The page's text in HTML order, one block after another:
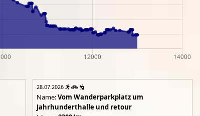
28.07.2026
Name:Vom Wanderparkplatz um
Jahrhunderthalle und retour